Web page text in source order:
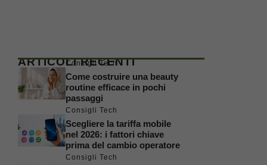
ARTICOLI RECENTI
Consigli Tech
Come costruire una beauty
routine efficace in pochi
passaggi
Consigli Tech
Scegliere la tariffa mobile
nel 2026: i fattori chiave
prima del cambio operatore
Consigli Tech